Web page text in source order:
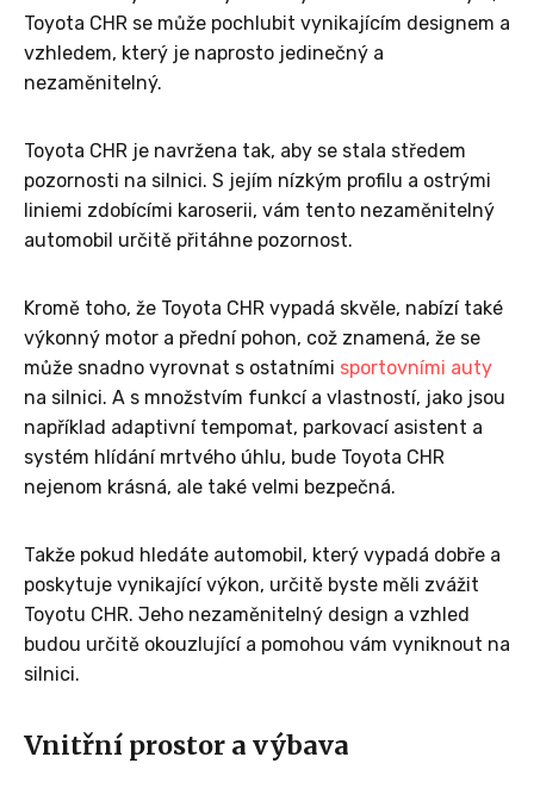
Toyota CHR se může pochlubit vynikajícím designem a
vzhledem, který je naprosto jedinečný a
nezaměnitelný.
Toyota CHR je navržena tak, aby se stala středem
pozornosti na silnici. S jejím nízkým profilu a ostrými
liniemi zdobícími karoserii, vám tento nezaměnitelný
automobil určitě přitáhne pozornost.
Kromě toho, že Toyota CHR vypadá skvěle, nabízí také
výkonný motor a přední pohon, což znamená, že se
může snadno vyrovnat s ostatními sportovními auty
na silnici. A s množstvím funkcí a vlastností, jako jsou
například adaptivní tempomat, parkovací asistent a
systém hlídání mrtvého úhlu, bude Toyota CHR
nejenom krásná, ale také velmi bezpečná.
Takže pokud hledáte automobil, který vypadá dobře a
poskytuje vynikající výkon, určitě byste měli zvážit
Toyotu CHR. Jeho nezaměnitelný design a vzhled
budou určitě okouzlující a pomohou vám vyniknout na
silnici.
Vnitřní prostor a výbava